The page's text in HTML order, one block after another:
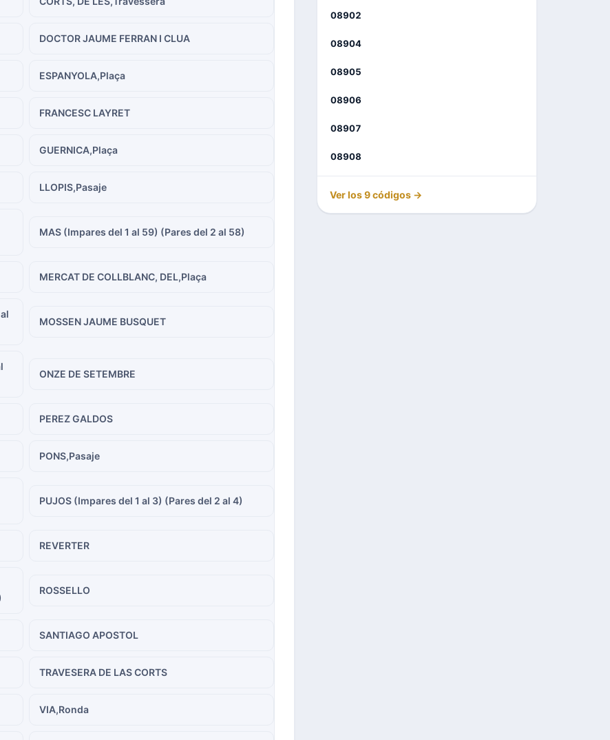
DOCTOR JAUME FERRAN I CLUA
ESPANYOLA,Plaça
FRANCESC LAYRET
GUERNICA,Plaça
LLOPIS,Pasaje
MAS (Impares del 1 al 59) (Pares del 2 al 58)
MERCAT DE COLLBLANC, DEL,Plaça
MOSSEN JAUME BUSQUET
ONZE DE SETEMBRE
PEREZ GALDOS
PONS,Pasaje
PUJOS (Impares del 1 al 3) (Pares del 2 al 4)
REVERTER
ROSSELLO
SANTIAGO APOSTOL
TRAVESERA DE LAS CORTS
VIA,Ronda
08902
08904
08905
08906
08907
08908
Ver los 9 códigos →